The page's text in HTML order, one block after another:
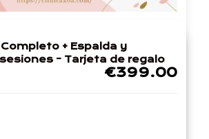
+ Espalda y
- Tarjeta de regalo
€399.00